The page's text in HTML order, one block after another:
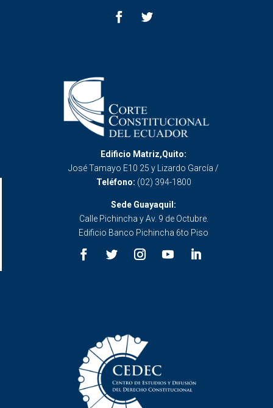
Edificio Matriz,Quito:
José Tamayo E10 25 y Lizardo García /
Teléfono: (02) 394-1800
Sede Guayaquil:
Calle Pichincha y Av. 9 de Octubre.
Edificio Banco Pichincha 6to Piso